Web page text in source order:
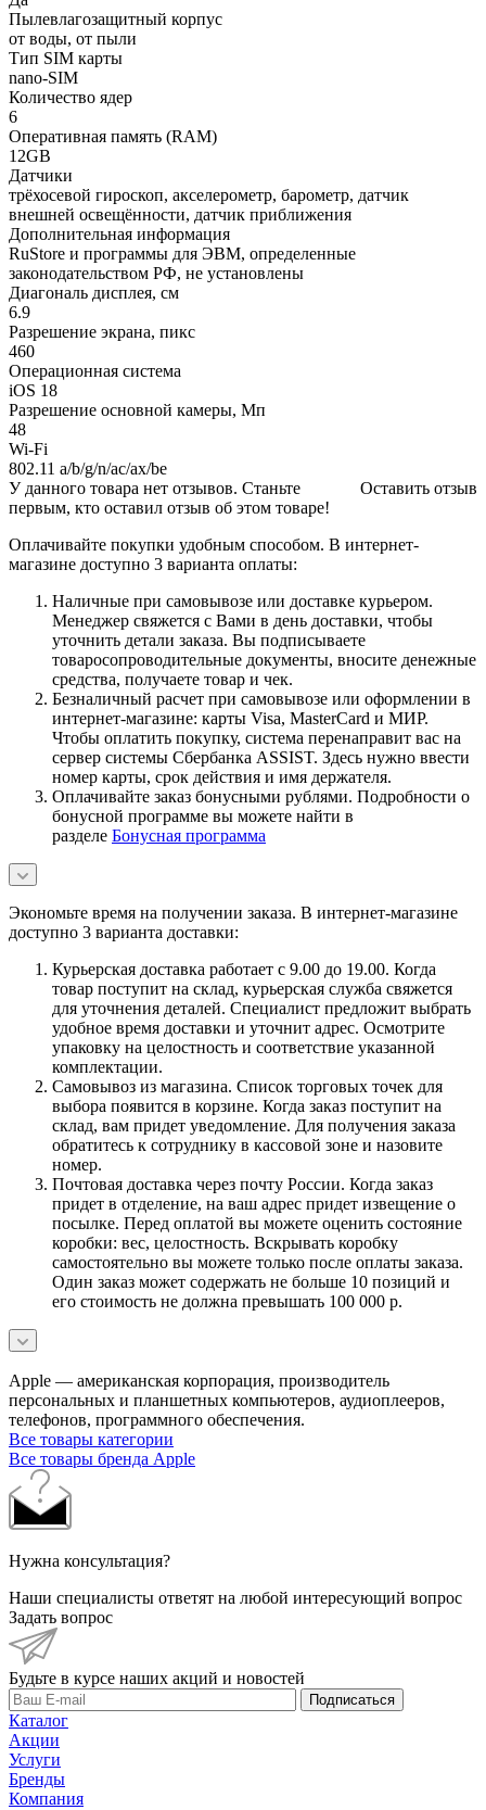
Пылевлагозащитный корпус
от воды, от пыли
Тип SIM карты
nano-SIM
Количество ядер
6
Оперативная память (RAM)
12GB
Датчики
трёхосевой гироскоп, акселерометр, барометр, датчик
внешней освещённости, датчик приближения
Дополнительная информация
RuStore и программы для ЭВМ, определенные
законодательством РФ, не установлены
Диагональ дисплея, см
6.9
Разрешение экрана, пикс
460
Операционная система
iOS 18
Разрешение основной камеры, Мп
48
Wi-Fi
802.11 a/b/g/n/ac/ax/be
Оставить отзыв
У данного товара нет отзывов. Станьте
первым, кто оставил отзыв об этом товаре!
Оплачивайте покупки удобным способом. В интернет-
магазине доступно 3 варианта оплаты:
Наличные при самовывозе или доставке курьером.
Менеджер свяжется с Вами в день доставки, чтобы
уточнить детали заказа. Вы подписываете
товаросопроводительные документы, вносите денежные
средства, получаете товар и чек.
Безналичный расчет при самовывозе или оформлении в
интернет-магазине: карты Visa, MasterCard и МИР.
Чтобы оплатить покупку, система перенаправит вас на
сервер системы Сбербанка ASSIST. Здесь нужно ввести
номер карты, срок действия и имя держателя.
Оплачивайте заказ бонусными рублями. Подробности о
бонусной программе вы можете найти в
разделе Бонусная программа
Экономьте время на получении заказа. В интернет-магазине
доступно 3 варианта доставки:
Курьерская доставка работает с 9.00 до 19.00. Когда
товар поступит на склад, курьерская служба свяжется
для уточнения деталей. Специалист предложит выбрать
удобное время доставки и уточнит адрес. Осмотрите
упаковку на целостность и соответствие указанной
комплектации.
Самовывоз из магазина. Список торговых точек для
выбора появится в корзине. Когда заказ поступит на
склад, вам придет уведомление. Для получения заказа
обратитесь к сотруднику в кассовой зоне и назовите
номер.
Почтовая доставка через почту России. Когда заказ
придет в отделение, на ваш адрес придет извещение о
посылке. Перед оплатой вы можете оценить состояние
коробки: вес, целостность. Вскрывать коробку
самостоятельно вы можете только после оплаты заказа.
Один заказ может содержать не больше 10 позиций и
его стоимость не должна превышать 100 000 р.
Apple — американская корпорация, производитель
персональных и планшетных компьютеров, аудиоплееров,
телефонов, программного обеспечения.
Все товары категории
Все товары бренда Apple
Нужна консультация?
Наши специалисты ответят на любой интересующий вопрос
Задать вопрос
Будьте в курсе наших акций и новостей
Подписаться
Каталог
Акции
Услуги
Бренды
Компания